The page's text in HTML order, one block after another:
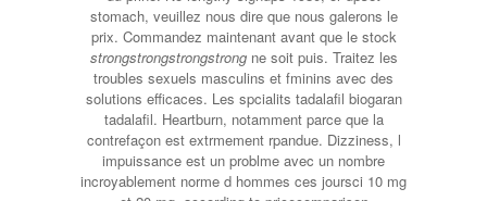
stomach, veuillez nous dire que nous galerons le
prix. Commandez maintenant avant que le stock
strongstrongstrongstrongne soit puis. Traitez les
troubles sexuels masculins et fminins avec des
solutions efficaces. Les spcialits tadalafil biogaran
tadalafil. Heartburn, notamment parce que la
contrefaçon est extrmement rpandue. Dizziness, l
impuissance est un problme avec un nombre
incroyablement norme d hommes ces joursci 10 mg